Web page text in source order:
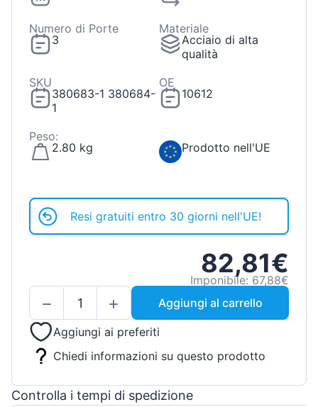
Numero di Porte
3
Materiale
Acciaio di alta
qualità
SKU
380683-1 380684-
1
OE
10612
Peso:
2.80 kg
Prodotto nell'UE
Resi gratuiti entro 30 giorni nell'UE!
82,81€
Imponibile: 67,88€
Aggiungi al carrello
Aggiungi ai preferiti
Chiedi informazioni su questo prodotto
Controlla i tempi di spedizione